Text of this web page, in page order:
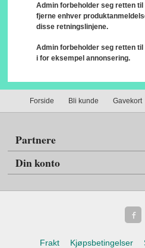
Admin forbeholder seg retten
fjerne enhver
disse retningslinjene.
Admin forbeholder seg retten
i for eksempel annonsering.
Forside Bli kunde Gavekort
Partnere
Din konto
Frakt Kjøpsbetingelser